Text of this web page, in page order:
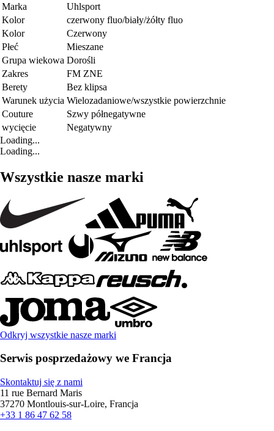
Marka
Uhlsport
Kolor
czerwony fluo/biały/żółty fluo
Kolor
Czerwony
Płeć
Mieszane
Grupa wiekowa Dorośli
Zakres
FM ZNE
Berety
Bez klipsa
Warunek użycia Wielozadaniowe/wszystkie powierzchnie
Couture
Szwy półnegatywne
wycięcie
Negatywny
Loading...
Loading...
Wszystkie nasze marki
Odkryj wszystkie nasze marki
Serwis posprzedażowy we Francja
Skontaktuj się z nami
11 rue Bernard Maris
37270 Montlouis-sur-Loire, Francja
+33 1 86 47 62 58